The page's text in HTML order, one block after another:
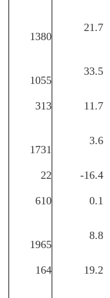
1380
21.7
1055
33.5
313 11.7
1731
3.6
22 -16.4
610 0.1
1965
8.8
164 19.2